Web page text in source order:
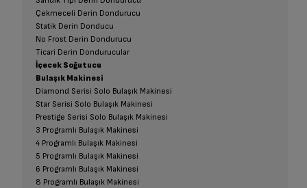
Çekmeceli Derin Dondurucu
Statik Derin Donducu
No Frost Derin Dondurucu
Ticari Derin Dondurucular
İçecek Soğutucu
Bulaşık Makinesi
Diamond Serisi Solo Bulaşık Makinesi
Star Serisi Solo Bulaşık Makinesi
Prestige Serisi Solo Bulaşık Makinesi
3 Programlı Bulaşık Makinesi
4 Programlı Bulaşık Makinesi
5 Programlı Bulaşık Makinesi
6 Programlı Bulaşık Makinesi
8 Programlı Bulaşık Makinesi